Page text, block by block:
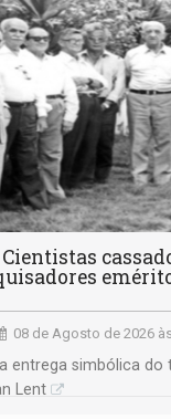
Cientistas
08 de Agosto de 2026
entrega simbólica do
Lent